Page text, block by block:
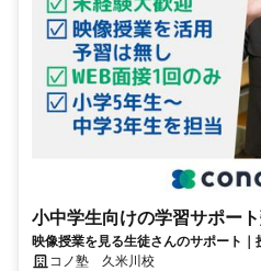
小中学生向けの学習サポー
映像授業を見る生徒さんのサポート
WEB面接/1回｜週2日～OK｜履歴書
コノ塾 久米川校